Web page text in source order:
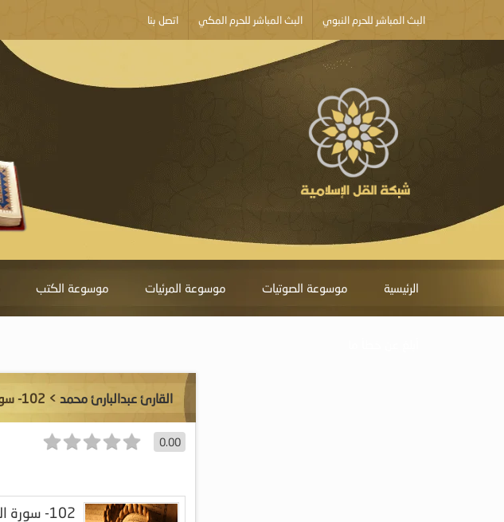
البث المباشر للحرم النبوي البث المباشر للحرم المكي اتصل بنا
الرئيسية موسوعة الصوتيات موسوعة المرئيات موسوعة الكتب
القارئ عبدالبارئ محمد > 102- سورة التكاثر
0.00
102- سورة التكاثر